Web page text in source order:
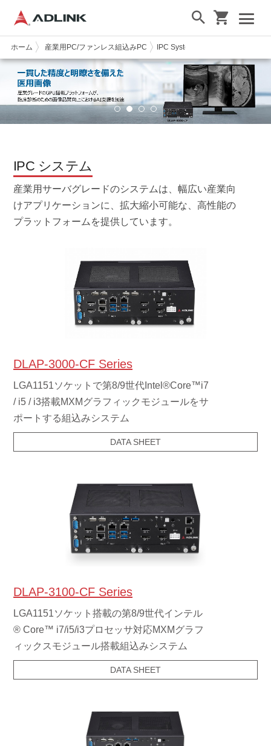
ホーム 産業用PC/ファンレス組込みPC IPC Systems
IPC システム
産業用サーバグレードのシステムは、幅広い産業向
けアプリケーションに、拡大縮小可能な、高性能の
プラットフォームを提供しています。
DLAP-3000-CF Series
LGA1151ソケットで第8/9世代Intel®Core™i7
/ i5 / i3搭載MXMグラフィックモジュールをサ
ポートする組込みシステム
DATA SHEET
DLAP-3100-CF Series
LGA1151ソケット搭載の第8/9世代インテル
® Core™ i7/i5/i3プロセッサ対応MXMグラフ
ィックスモジュール搭載組込みシステム
DATA SHEET